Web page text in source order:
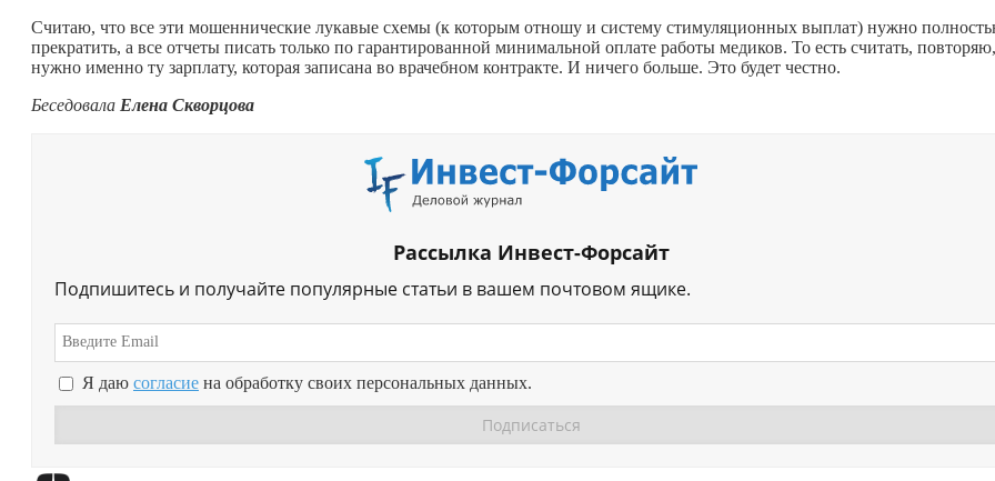
Считаю, что все эти мошеннические лукавые схемы (к которым отношу и систему стимуляционных выплат) нужно
прекратить, а все отчеты писать только по гарантированной минимальной оплате работы медиков. То есть считать, повторяю,
нужно именно ту зарплату, которая записана во врачебном контракте. И ничего больше. Это будет честно.
Беседовала Елена Скворцова
Рассылка Инвест-Форсайт
Подпишитесь и получайте популярные статьи в вашем почтовом ящике.
Я даю согласие на обработку своих персональных данных.